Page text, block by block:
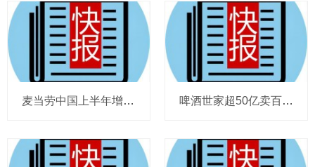
麦当劳中国上半年增至8114家，达能CEO称现阶段更具进攻性，“小酒馆”海伦司盈警，现代牧业完成收购中国圣牧股权，茶颜悦色合肥首店开业 啤酒世家超50亿卖百威集团股份，宗庆后之子任新公司董事长，FIVE GUYS明年重点加密北京，三只松鼠华南总部入驻佛山，达能完成阿根廷合资